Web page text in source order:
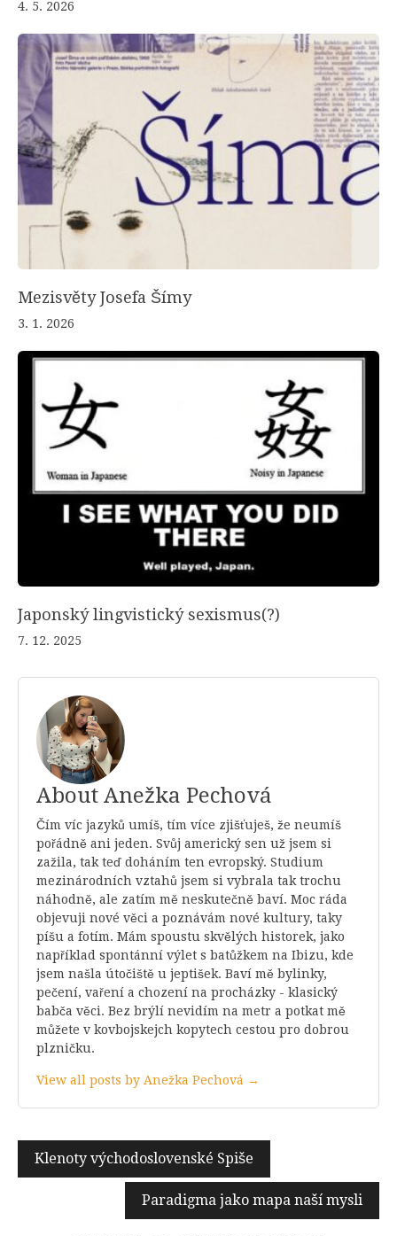
4. 5. 2026
Mezisvěty Josefa Šímy
3. 1. 2026
Japonský lingvistický sexismus(?)
7. 12. 2025
About Anežka Pechová
Čím víc jazyků umíš, tím více zjišťuješ, že neumíš
pořádně ani jeden. Svůj americký sen už jsem si
zažila, tak teď doháním ten evropský. Studium
mezinárodních vztahů jsem si vybrala tak trochu
náhodně, ale zatím mě neskutečně baví. Moc ráda
objevuji nové věci a poznávám nové kultury, taky
píšu a fotím. Mám spoustu skvělých historek, jako
například spontánní výlet s batůžkem na Ibizu, kde
jsem našla útočiště u jeptišek. Baví mě bylinky,
pečení, vaření a chození na procházky - klasický
babča věci. Bez brýlí nevidím na metr a potkat mě
můžete v kovbojskejch kopytech cestou pro dobrou
plzničku.
View all posts by Anežka Pechová →
Navigace
pro
příspěvek
Klenoty východoslovenské Spiše
Paradigma jako mapa naší mysli